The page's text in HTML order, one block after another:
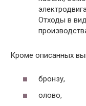
Отходы в
Кроме описанных
бронзу,
олово,